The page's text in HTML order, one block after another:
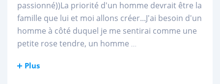
passionné))La priorité d'un homme devrait être la
famille que lui et moi allons créer...J'ai besoin d'un
homme à côté duquel je me sentirai comme une
petite rose tendre, un homme ...
Plus